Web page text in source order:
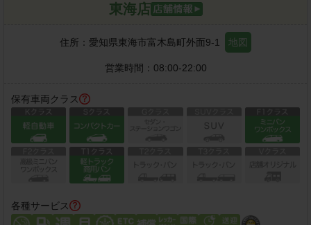
東海店
住所： 愛知県東海市富木島町外面9-1 地図
営業時間： 08:00-22:00
保有車両クラス
各種サービス